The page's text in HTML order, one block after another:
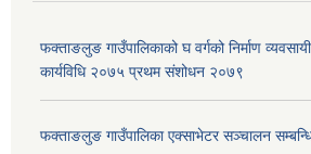
फक्ताङलुङ गाउँपालिकाको घ वर्गको निर्माण
कार्यविधि २०७५ प्रथम संशोधन २०७९
फक्ताङलुङ गाउँपालिका एक्साभेटर सञ्चालन